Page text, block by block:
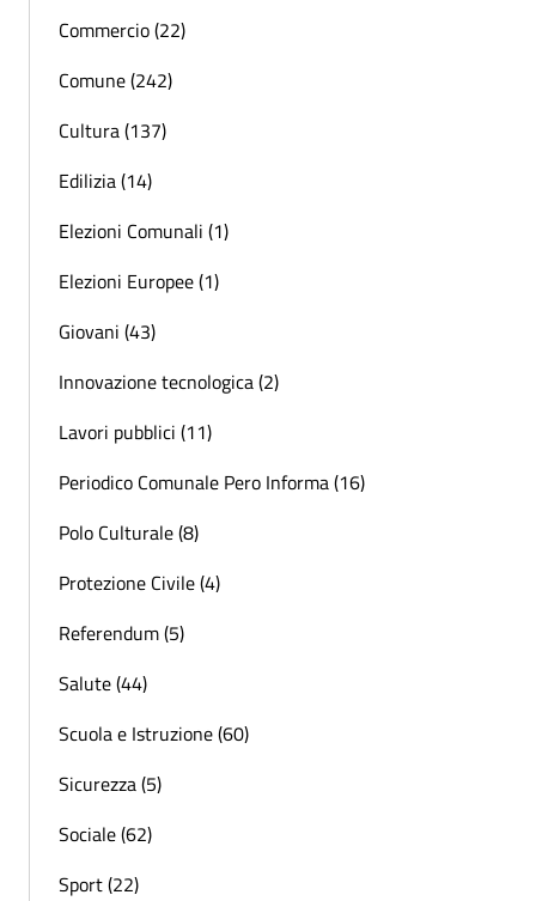
Commercio (22)
Comune (242)
Cultura (137)
Edilizia (14)
Elezioni Comunali (1)
Elezioni Europee (1)
Giovani (43)
Innovazione tecnologica (2)
Lavori pubblici (11)
Periodico Comunale Pero Informa (16)
Polo Culturale (8)
Protezione Civile (4)
Referendum (5)
Salute (44)
Scuola e Istruzione (60)
Sicurezza (5)
Sociale (62)
Sport (22)